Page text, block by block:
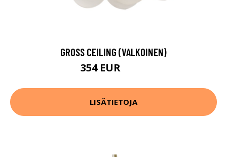
GROSS CEILING (VALKOINEN)
354 EUR
LISÄTIETOJA